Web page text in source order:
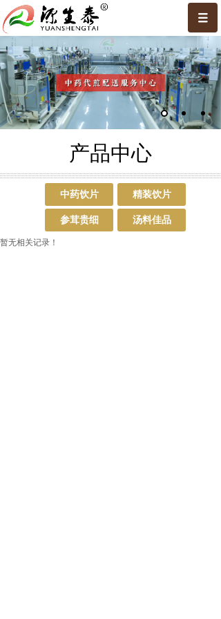
产品中心
中药饮片 精装饮片
汤料佳品
参茸贵细
暂无相关记录！